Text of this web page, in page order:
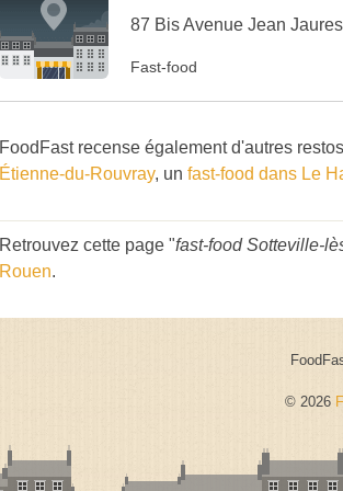
87 Bis Avenue Jean
Fast-food
FoodFast recense également d'autres
Étienne-du-Rouvray, un fast-food dans Le
Retrouvez cette page "fast-food Sotteville-
Rouen.
© 2026